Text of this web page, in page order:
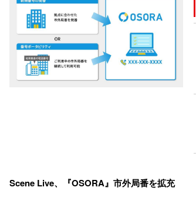
Scene Live、『OSORA』市外局番を拡充